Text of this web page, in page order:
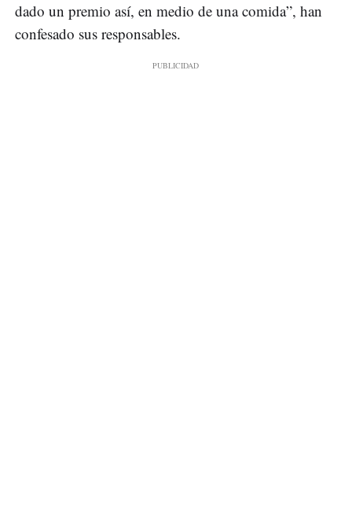
dado un premio así, en medio de una comida”, han
confesado sus responsables.